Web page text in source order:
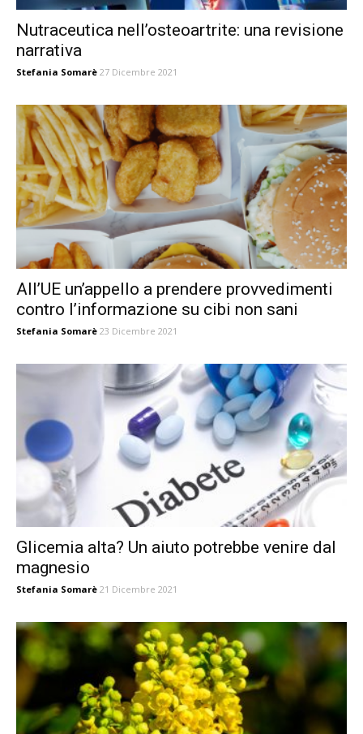
Nutraceutica nell’osteoartrite: una revisione
narrativa
Stefania Somarè 27 Dicembre 2021
All’UE un’appello a prendere provvedimenti
contro l’informazione su cibi non sani
Stefania Somarè 23 Dicembre 2021
Glicemia alta? Un aiuto potrebbe venire dal
magnesio
Stefania Somarè 21 Dicembre 2021